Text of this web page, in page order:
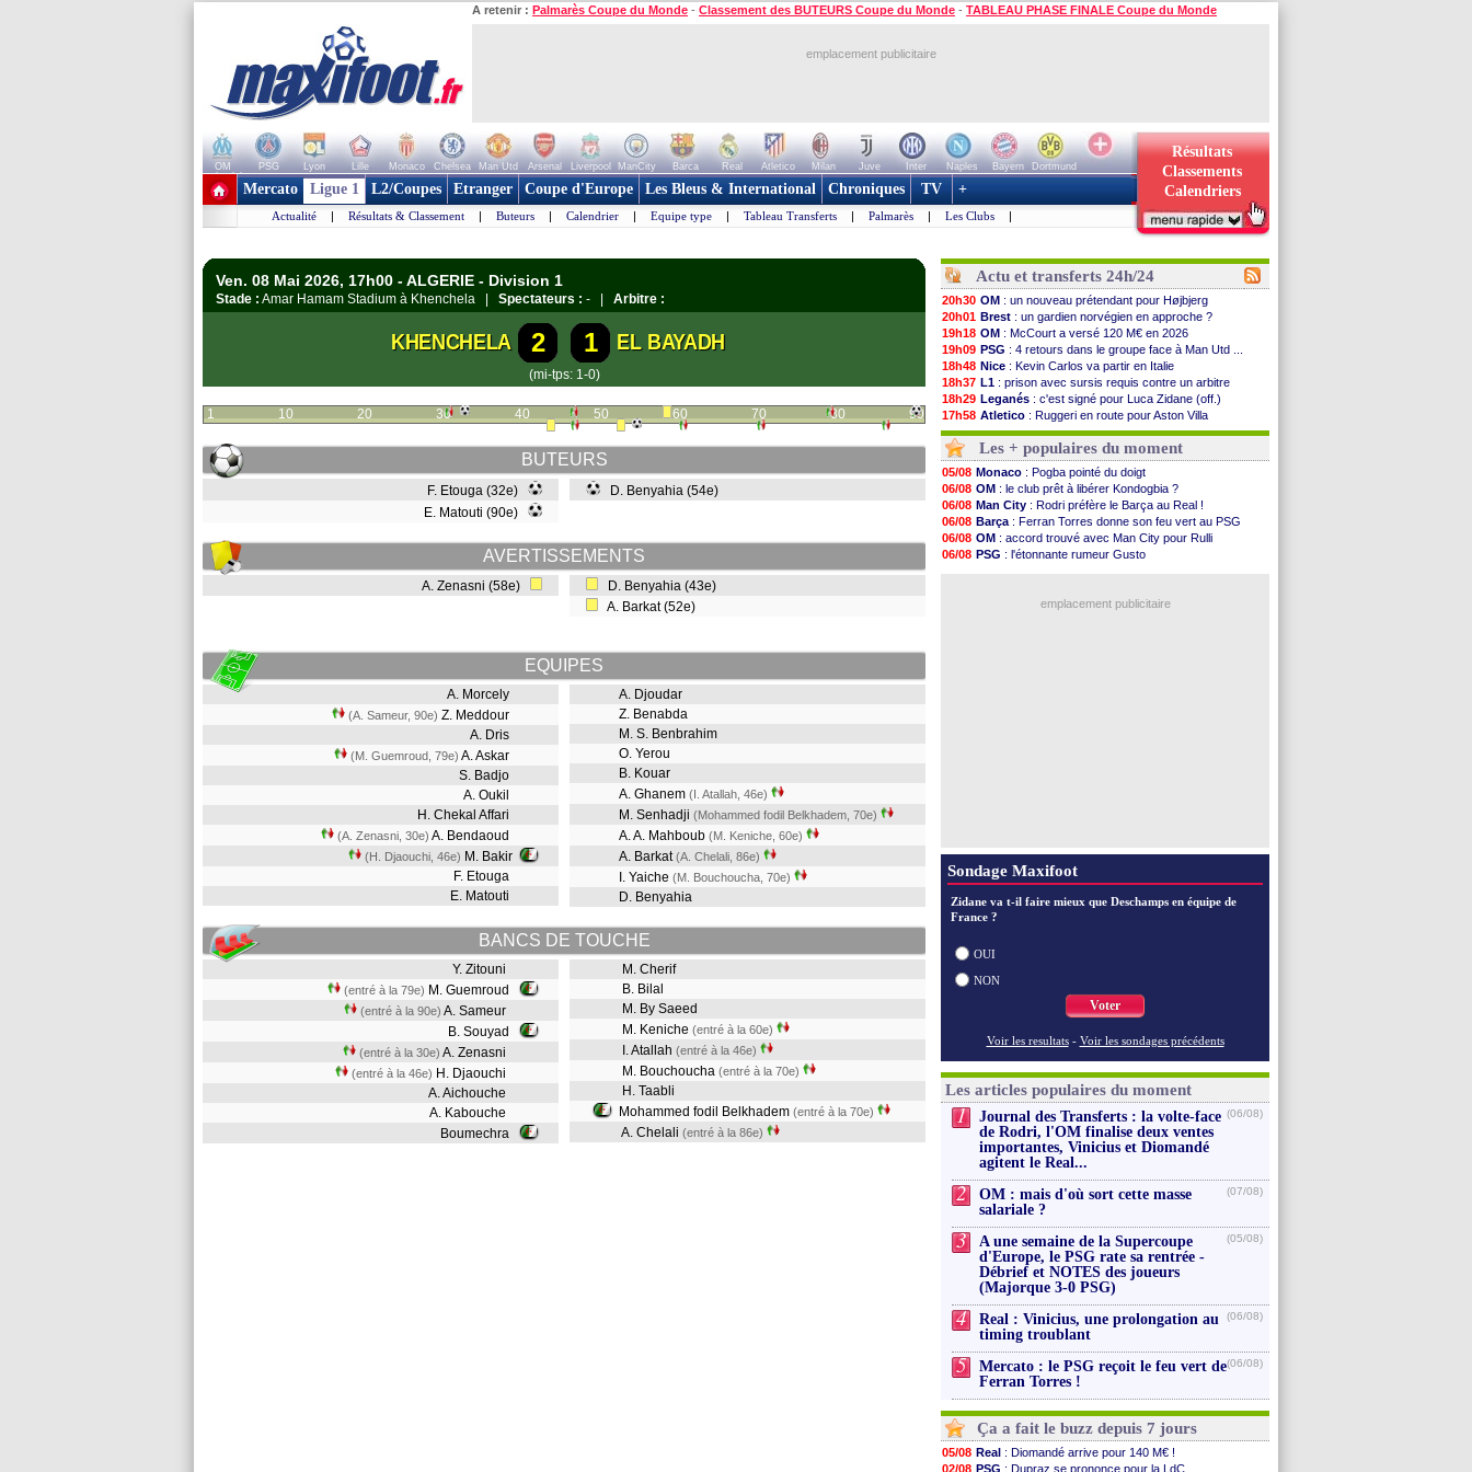
A retenir : Palmarès Coupe du Monde - Classement des BUTEURS Coupe du Monde - TABLEAU PHASE FINALE Coupe du Monde
emplacement publicitaire
OM PSG Lyon Lille Monaco Chelsea Man Utd Arsenal Liverpool ManCity Barca Real Atletico Milan Juve Inter Naples Bayern
Dortmund
+ de clubs
Résultats
Classements
Calendriers
Mercato Ligue 1 L2/Coupes Etranger Coupe d'Europe Les Bleus & International Chroniques TV +
Actualité | Résultats & Classement | Buteurs | Calendrier | Equipe type | Tableau Transferts | Palmarès | Les Clubs |
Ven. 08 Mai 2026, 17h00 - ALGERIE - Division 1
Stade : Amar Hamam Stadium à Khenchela | Spectateurs : - | Arbitre :
KHENCHELA 2 1 EL BAYADH
(mi-tps: 1-0)
1 10 20 30 40 50 60 70 80 90
BUTEURS
F. Etouga (32e)
E. Matouti (90e)
D. Benyahia (54e)
AVERTISSEMENTS
A. Zenasni (58e)
D. Benyahia (43e)
A. Barkat (52e)
EQUIPES
A. Morcely
(A. Sameur, 90e) Z. Meddour
A. Dris
(M. Guemroud, 79e) A. Askar
S. Badjo
A. Oukil
H. Chekal Affari
(A. Zenasni, 30e) A. Bendaoud
(H. Djaouchi, 46e) M. Bakir
F. Etouga
E. Matouti
A. Djoudar
Z. Benabda
M. S. Benbrahim
O. Yerou
B. Kouar
A. Ghanem (I. Atallah, 46e)
M. Senhadji (Mohammed fodil Belkhadem, 70e)
A. A. Mahboub (M. Keniche, 60e)
A. Barkat(A. Chelali, 86e)
I. Yaiche (M. Bouchoucha, 70e)
D. Benyahia
BANCS DE TOUCHE
Y. Zitouni
(entré à la 79e) M. Guemroud
(entré à la 90e) A. Sameur
B. Souyad
(entré à la 30e) A. Zenasni
(entré à la 46e) H. Djaouchi
A. Aichouche
A. Kabouche
Boumechra
M. Cherif
B. Bilal
M. By Saeed
M. Keniche (entré à la 60e)
I. Atallah (entré à la 46e)
M. Bouchoucha (entré à la 70e)
H. Taabli
Mohammed fodil Belkhadem (entré à la 70e)
A. Chelali (entré à la 86e)
Actu et transferts 24h/24
20h30 OM : un nouveau prétendant pour Højbjerg
20h01 Brest : un gardien norvégien en approche ?
19h18 OM : McCourt a versé 120 M€ en 2026
19h09 PSG : 4 retours dans le groupe face à Man Utd ...
18h48 Nice : Kevin Carlos va partir en Italie
18h37 L1 : prison avec sursis requis contre un arbitre
18h29 Leganés : c'est signé pour Luca Zidane (off.)
17h58 Atletico : Ruggeri en route pour Aston Villa
17h46 Monaco: Filipe Luis soutient Biereth
17h32
Lyon: Mangala prêté à Getafe (officiel)
17h16 PSG: Nsoki va signer en Croatie
16h59
Arsenal : Naples vise Gabriel Jesus
16h37
Real: Mastantuono prêté à la Fiorentina (off.)
16h33
Man City : accord avec le Barça pour Rodri ?
16h27
Rennes : Haise a prolongé (officiel)
16h22
Palace: Tomiyasu a convaincu (officiel)
16h07
OM : B. Genesio - "ce n'est pas idéal"
: la démission d'Infantino réclamée
Les + populaires du moment
05/08 Monaco : Pogba pointé du doigt
06/08 OM : le club prêt à libérer Kondogbia ?
06/08 Man City : Rodri préfère le Barça au Real !
06/08 Barça : Ferran Torres donne son feu vert au PSG
06/08 OM : accord trouvé avec Man City pour Rulli
06/08 PSG : l'étonnante rumeur Gusto
emplacement publicitaire
Sondage Maxifoot
Zidane va t-il faire mieux que Deschamps en équipe de
France ?
OUI
NON
Voter
Voir les resultats - Voir les sondages précédents
Les articles populaires du moment
1
Journal des Transferts : la volte-face
de Rodri, l'OM finalise deux ventes
importantes, Vinicius et Diomandé
agitent le Real...
(06/08)
2
OM : mais d'où sort cette masse
salariale ?
(07/08)
3
A une semaine de la Supercoupe
d'Europe, le PSG rate sa rentrée -
Débrief et NOTES des joueurs
(Majorque 3-0 PSG)
(05/08)
4
Real : Vinicius, une prolongation au
timing troublant
(06/08)
5
Mercato : le PSG reçoit le feu vert de
Ferran Torres !
(06/08)
Ça a fait le buzz depuis 7 jours
05/08 Real : Diomandé arrive pour 140 M€ !
02/08 PSG : Dupraz se prononce pour la LdC